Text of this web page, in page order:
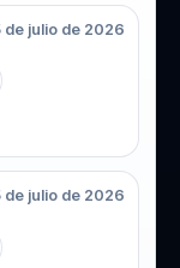
de julio de 2026
de julio de 2026